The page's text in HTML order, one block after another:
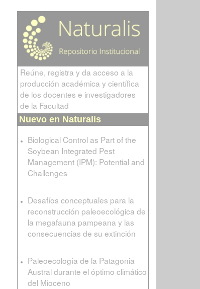
Reúne, registra y da acceso a la
producción académica y científica
de los docentes e investigadores
de la Facultad
Nuevo en Naturalis
Biological Control as Part of the
Soybean Integrated Pest
Management (IPM): Potential and
Challenges
Desafíos conceptuales para la
reconstrucción paleoecológica de
la megafauna pampeana y las
consecuencias de su extinción
Paleoecología de la Patagonia
Austral durante el óptimo climático
del Mioceno